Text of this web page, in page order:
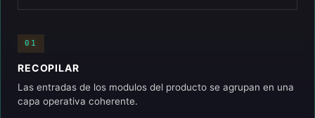
01
RECOPILAR
Las entradas de los modulos del producto se agrupan en una
capa operativa coherente.